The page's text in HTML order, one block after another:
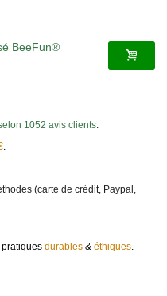
BeeFun®
1052 avis clients.
.
(carte de crédit, Paypal,
durables & éthiques.